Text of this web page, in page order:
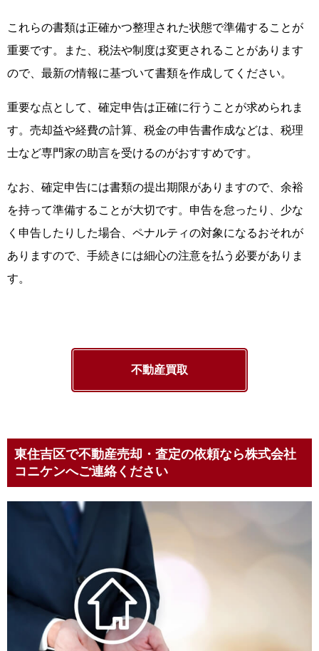
これらの書類は正確かつ整理された状態で準備することが
重要です。また、税法や制度は変更されることがあります
ので、最新の情報に基づいて書類を作成してください。
重要な点として、確定申告は正確に行うことが求められま
す。売却益や経費の計算、税金の申告書作成などは、税理
士など専門家の助言を受けるのがおすすめです。
なお、確定申告には書類の提出期限がありますので、余裕
を持って準備することが大切です。申告を怠ったり、少な
く申告したりした場合、ペナルティの対象になるおそれが
ありますので、手続きには細心の注意を払う必要がありま
す。
不動産買取
東住吉区で不動産売却・査定の依頼なら株式会社
コニケンへご連絡ください